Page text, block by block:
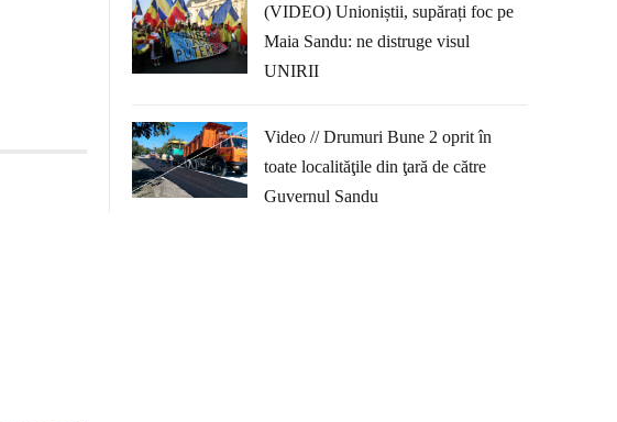
(VIDEO) Unioniștii, supărați foc pe
Maia Sandu: ne distruge visul
UNIRII
Video // Drumuri Bune 2 oprit în
toate localităţile din ţară de către
Guvernul Sandu